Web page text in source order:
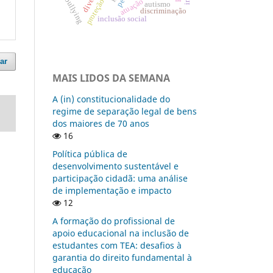
autismo
inclusão social
bullying atuaçãodiscriminação
MAIS LIDOS DA SEMANA
A (in) constitucionalidade do
regime de separação legal de bens
dos maiores de 70 anos
16
Política pública de
desenvolvimento sustentável e
participação cidadã: uma análise
de implementação e impacto
12
A formação do profissional de
apoio educacional na inclusão de
estudantes com TEA: desafios à
garantia do direito fundamental à
educação